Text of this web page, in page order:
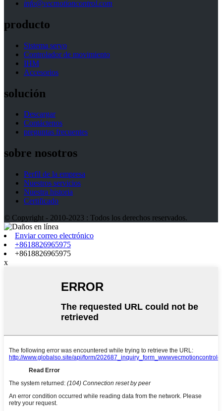
info@vecmotioncontrol.com
producto
Sistema servo
Controlador de movimiento
IHM
Accesorios
solución
Descargar
Contáctenos
preguntas frecuentes
sobre nosotros
Perfil de la empresa
Nuestros servicios
Nuestra historia
Certificado
© Copyright - 2010-2023 : Todos los derechos reservados.
Enviar correo electrónico
+8618826965975
+8618826965975
x